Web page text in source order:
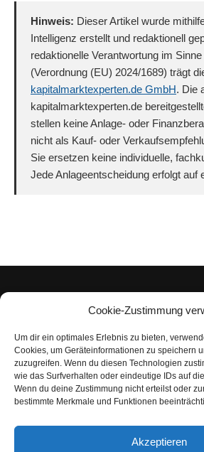
Cookie-Zustimmung
Um dir ein optimales Erlebnis zu bieten,
Cookies, um Geräteinformationen zu speichern
zuzugreifen. Wenn du diesen Technologien
wie das Surfverhalten oder eindeutige IDs auf
Wenn du deine Zustimmung nicht erteilst oder
bestimmte Merkmale und Funktionen
Akzeptieren
Hinweis: Dieser Artikel wurde
Intelligenz erstellt und redaktionell
redaktionelle Verantwortung im
(Verordnung (EU) 2024/1689) trägt
kapitalmarktexperten.de GmbH. Die
kapitalmarktexperten.de
stellen keine Anlage- oder
nicht als Kauf- oder
Sie ersetzen keine individuelle,
Jede Anlageentscheidung erfolgt auf
Impressum
Datenschutzerklärung
Nutzungsbedingungen |
AGB